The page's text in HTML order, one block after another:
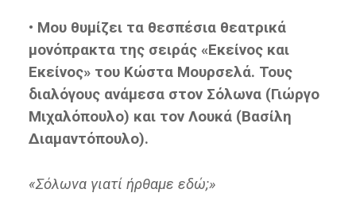
• Μου θυμίζει τα θεσπέσια θεατρικά
μονόπρακτα της σειράς «Εκείνος και
Εκείνος» του Κώστα Μουρσελά. Τους
διαλόγους ανάμεσα στον Σόλωνα (Γιώργο
Μιχαλόπουλο) και τον Λουκά (Βασίλη
Διαμαντόπουλο).
«Σόλωνα γιατί ήρθαμε εδώ;»